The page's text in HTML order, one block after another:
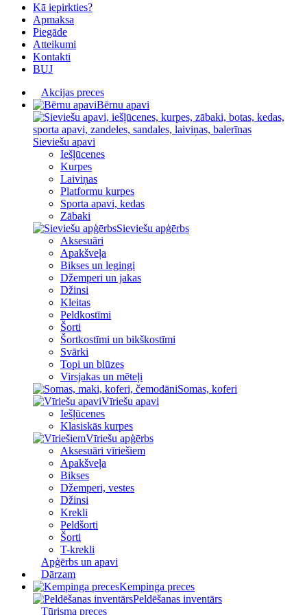
Kā iepirkties?
Apmaksa
Piegāde
Atteikumi
Kontakti
BUJ
Akcijas preces
Bērnu apavi
Sieviešu apavi
Iešļūcenes
Kurpes
Laiviņas
Platformu kurpes
Sporta apavi, kedas
Zābaki
Sieviešu apģērbs
Aksesuāri
Apakšveļa
Bikses un legingi
Džemperi un jakas
Džinsi
Kleitas
Peldkostīmi
Šorti
Šortkostīmi un bikškostīmi
Svārki
Topi un blūzes
Virsjakas un mēteļi
Somas, koferi
Vīriešu apavi
Iešļūcenes
Klasiskās kurpes
Vīriešu apģērbs
Aksesuāri vīriešiem
Apakšveļa
Bikses
Džemperi, vestes
Džinsi
Krekli
Peldšorti
Šorti
T-krekli
Apģērbs un apavi
Dārzam
Kempinga preces
Peldēšanas inventārs
Tūrisma preces